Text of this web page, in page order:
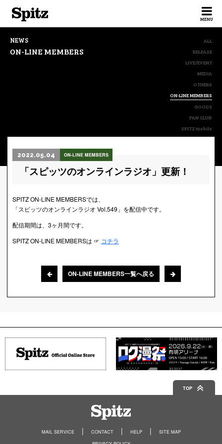
MENU
NEWS
ON-LINE MEMBERS
ALL
RELEASE
LIVE/EVENT
MEDIA
OTHERS
ON-LINE MEMBERS
GOODS
FAN CLUB
SPITZ mobile
2022.05.04 ON-LINE MEMBERS
「スピッツのオンラインラジオ」更新！
SPITZ ON-LINE MEMBERSでは、
「スピッツのオンラインラジオ Vol.549」を配信中です。
配信期間は、3ヶ月間です。
SPITZ ON-LINE MEMBERSは ☞ コチラ
ON-LINE MEMBERS一覧へ戻る
TOP
MAIL SERVICE CONTACT HELP
SITE MAP